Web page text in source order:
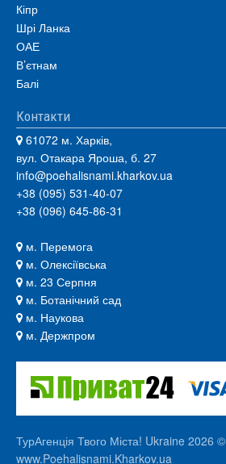
Кіпр
Шрі Ланка
ОАЕ
В’єтнам
Балі
Контакти
61072 м. Харків,
вул. Отакара Яроша, б. 27
info@poehalisnami.kharkov.ua
+38 (095) 531-40-07
+38 (096) 645-86-31
м. Перемога
м. Олексіївська
м. 23 Серпня
м. Ботанічний сад
м. Наукова
м. Держпром
ТурАгенція Твого Міста! Ukraine 2026 ©
www.Poehalisnami.Kharkov.ua